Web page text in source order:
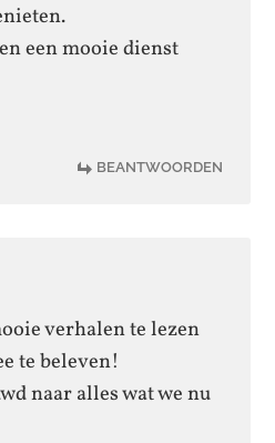
een mooie dienst
BEANTWOORDEN
verhalen te lezen
te beleven!
naar alles wat we nu